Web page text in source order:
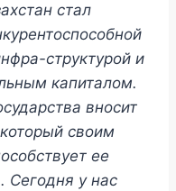
стал
структурой и
капиталом.
вносит
своим
ее
Сегодня у нас